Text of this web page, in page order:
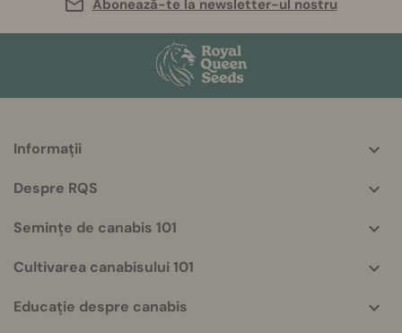
Abonează-te la newsletter-ul nostru
More
info
Informații
Despre RQS
Semințe de canabis 101
Cultivarea canabisului 101
Educație despre canabis